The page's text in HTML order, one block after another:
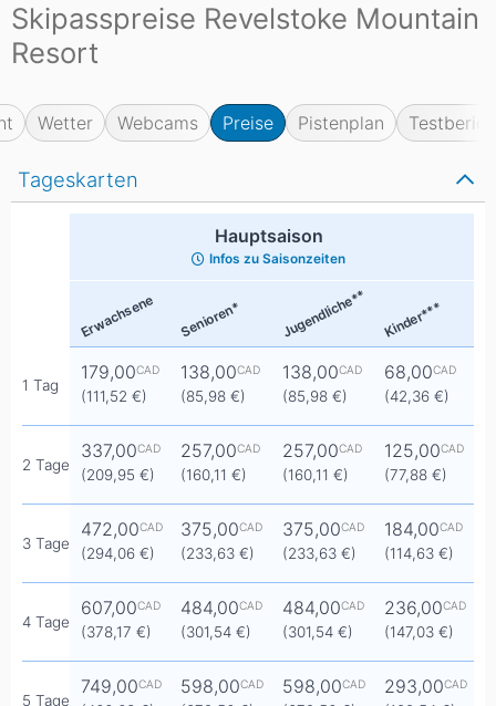
Skipasspreise Revelstoke Mountain
Resort
Wetter Webcams Preise Pistenplan
Tageskarten
Hauptsaison
Infos zu Saisonzeiten
Erwachsene Senioren* Jugendliche** Kinder***
1 Tag
179,00CAD
(111,52 €)
138,00CAD
(85,98 €)
138,00CAD
(85,98 €)
68,00CAD
(42,36 €)
2 Tage
337,00CAD
(209,95 €)
257,00CAD
(160,11 €)
257,00CAD
(160,11 €)
125,00CAD
(77,88 €)
3 Tage
472,00CAD
(294,06 €)
375,00CAD
(233,63 €)
375,00CAD
(233,63 €)
184,00CAD
(114,63 €)
4 Tage
607,00CAD
(378,17 €)
484,00CAD
(301,54 €)
484,00CAD
(301,54 €)
236,00CAD
(147,03 €)
5 Tage
749,00CAD 598,00CAD 598,00CAD 293,00CAD